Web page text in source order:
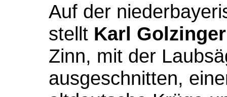
Auf der
stellt Karl Golzinger
Zinn, mit der
ausgeschnitten,